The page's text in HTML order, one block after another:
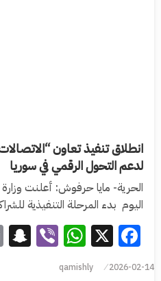
انطلاق تنفيذ تعاون
لدعم التحول الرقمي في سوريا
الحرية- مايا حرفوش: أعلنت وزارة
اليوم بدء المرحلة التنفيذية
Facebook
X
2026-02-14
qamishly